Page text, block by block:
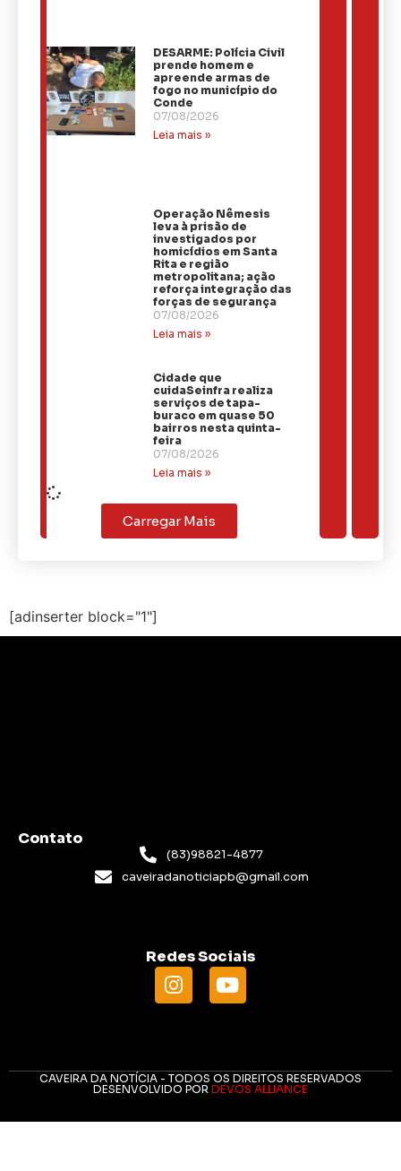
DESARME: Polícia Civil
prende homem e
apreende armas de
fogo no município do
Conde
07/08/2026
Leia mais »
Operação Nêmesis
leva à prisão de
investigados por
homicídios em Santa
Rita e região
metropolitana; ação
reforça integração das
forças de segurança
07/08/2026
Leia mais »
Cidade que
cuidaSeinfra realiza
serviços de tapa-
buraco em quase 50
bairros nesta quinta-
feira
07/08/2026
Leia mais »
Carregar Mais
[adinserter block="1"]
Contato
(83)98821-4877
caveiradanoticiapb@gmail.com
Redes Sociais
CAVEIRA DA NOTÍCIA - TODOS OS DIREITOS RESERVADOS
DESENVOLVIDO POR DEVOS ALLIANCE